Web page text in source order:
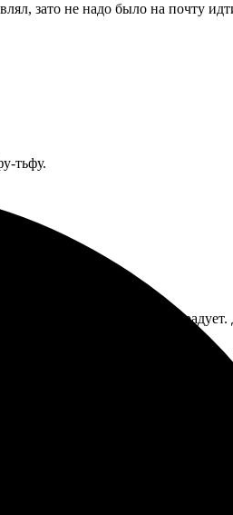
зато не надо было на почту
тьфу.
на высоте, цветопередача
качество на высоте. Удобно и